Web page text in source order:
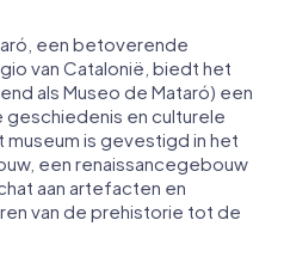
een betoverende
van Catalonië, biedt het
als Museo de Mataró) een
en culturele
is gevestigd in het
een renaissancegebouw
aan artefacten en
van de prehistorie tot de